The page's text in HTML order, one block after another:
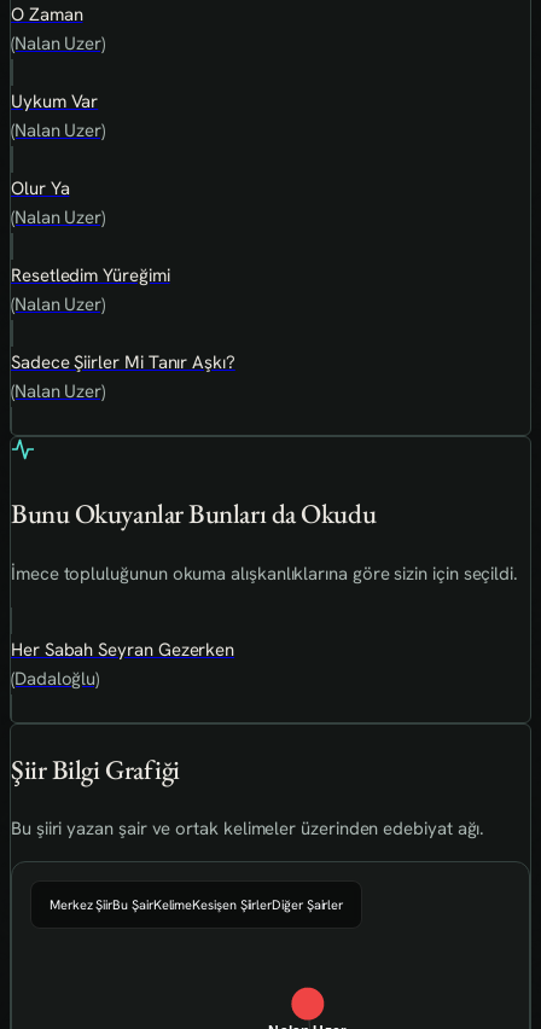
O Zaman
(Nalan Uzer)
Uykum Var
(Nalan Uzer)
Olur Ya
(Nalan Uzer)
Resetledim Yüreğimi
(Nalan Uzer)
Sadece Şiirler Mi Tanır Aşkı?
(Nalan Uzer)
Bunu Okuyanlar Bunları da Okudu
İmece topluluğunun okuma alışkanlıklarına göre sizin için seçildi.
Her Sabah Seyran Gezerken
(Dadaloğlu)
Şiir Bilgi Grafiği
Bu şiiri yazan şair ve ortak kelimeler üzerinden edebiyat ağı.
Merkez ŞiirBu ŞairKelimeKesişen ŞiirlerDiğer Şairler